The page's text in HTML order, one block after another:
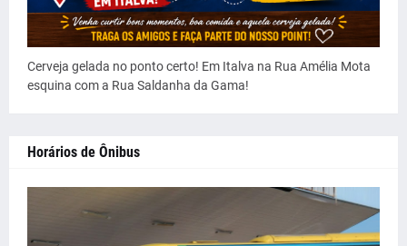
Cerveja gelada no ponto certo! Em Italva na Rua Amélia Mota
esquina com a Rua Saldanha da Gama!
Horários de Ônibus